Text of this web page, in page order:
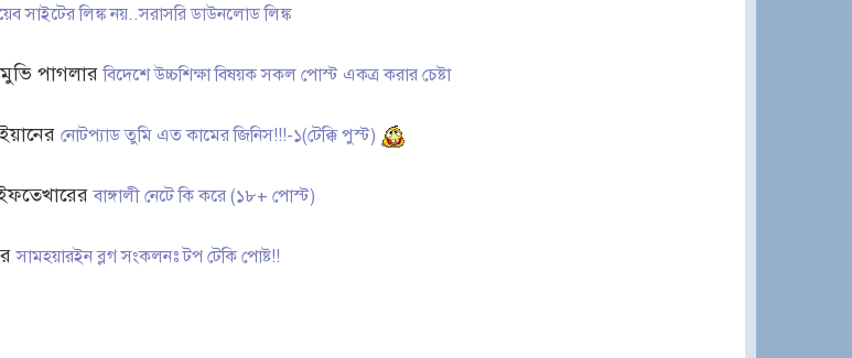
লিঙ্ক নয়..সরাসরি ডাউনলোড লিঙ্ক
পাগলারবিদেশে উচ্চশিক্ষা বিষয়ক সকল পোস্ট একত্র করার চেষ্টা
নোটপ্যাড তুমি এত কামের জিনিস!!!-১(টেক্কি পুস্ট)
বাঙ্গালী নেটে কি করে (১৮+ পোস্ট)
সামহয়ারইন ব্লগ সংকলনঃ টপ টেকি পোষ্ট!!